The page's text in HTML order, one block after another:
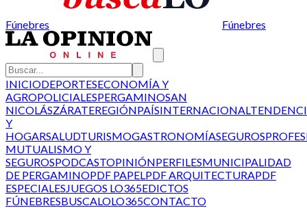
Fúnebres Fúnebres
INICIODEPORTESECONOMÍA Y
AGROPOLICIALESPERGAMINOSAN
NICOLÁSZÁRATEREGIÓNPAÍSINTERNACIONAL
Y
HOGARSALUDTURISMOGASTRONOMÍASEGUROS
MUTUALISMO Y
SEGUROSPODCASTOPINIÓNPERFILESMUNICIPALIDAD
DE PERGAMINOPDF PAPELPDF ARQUITECTURAPDF
ESPECIALESJUEGOS LO365EDICTOS
FÚNEBRESBUSCALOLO365CONTACTO